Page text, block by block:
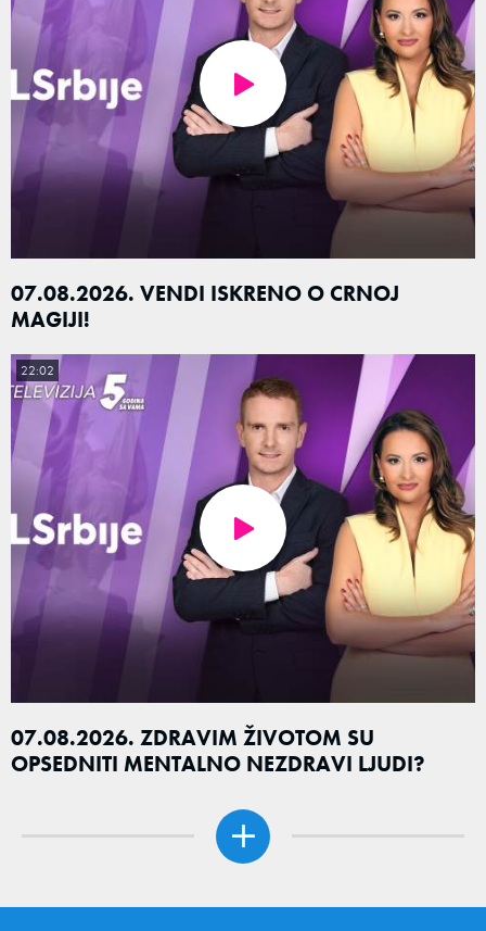
07.08.2026. VENDI ISKRENO O CRNOJ
MAGIJI!
07.08.2026. ZDRAVIM ŽIVOTOM SU
OPSEDNITI MENTALNO NEZDRAVI LJUDI?
22:02